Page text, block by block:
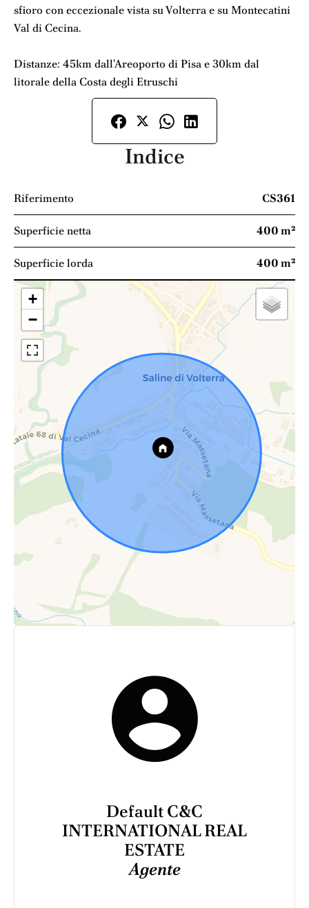
sfioro con eccezionale vista su Volterra e su Montecatini
Val di Cecina.
Distanze: 45km dall'Areoporto di Pisa e 30km dal
litorale della Costa degli Etruschi
Indice
Riferimento CS361
Superficie netta 400 m²
Superficie lorda 400 m²
+
−
Default C&C
INTERNATIONAL REAL
ESTATE
Agente